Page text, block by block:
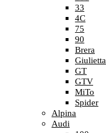
33
4C
75
90
Brera
Giulietta
GT
GTV
MiTo
Spider
Alpina
Audi